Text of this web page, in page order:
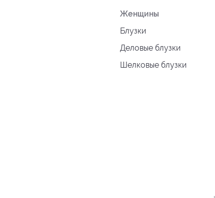
Женщины
Блузки
Деловые блузки
Шелковые блузки